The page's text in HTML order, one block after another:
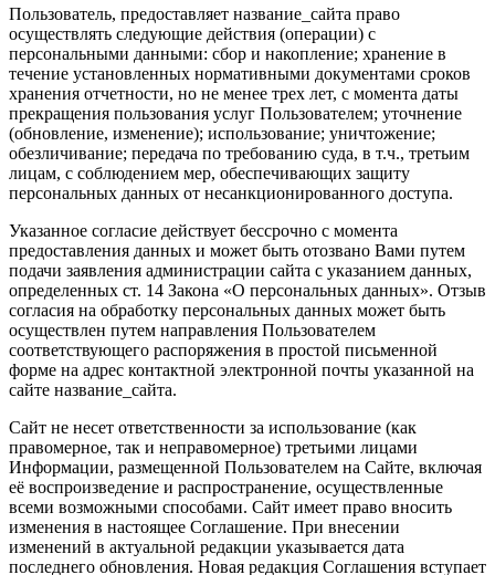
Пользователь, предоставляет название_сайта право
осуществлять следующие действия (операции) с
персональными данными: сбор и накопление; хранение в
течение установленных нормативными документами сроков
хранения отчетности, но не менее трех лет, с момента даты
прекращения пользования услуг Пользователем; уточнение
(обновление, изменение); использование; уничтожение;
обезличивание; передача по требованию суда, в т.ч., третьим
лицам, с соблюдением мер, обеспечивающих защиту
персональных данных от несанкционированного доступа.
Указанное согласие действует бессрочно с момента
предоставления данных и может быть отозвано Вами путем
подачи заявления администрации сайта с указанием данных,
определенных ст. 14 Закона «О персональных данных». Отзыв
согласия на обработку персональных данных может быть
осуществлен путем направления Пользователем
соответствующего распоряжения в простой письменной
форме на адрес контактной электронной почты указанной на
сайте название_сайта.
Сайт не несет ответственности за использование (как
правомерное, так и неправомерное) третьими лицами
Информации, размещенной Пользователем на Сайте, включая
её воспроизведение и распространение, осуществленные
всеми возможными способами. Сайт имеет право вносить
изменения в настоящее Соглашение. При внесении
изменений в актуальной редакции указывается дата
последнего обновления. Новая редакция Соглашения вступает